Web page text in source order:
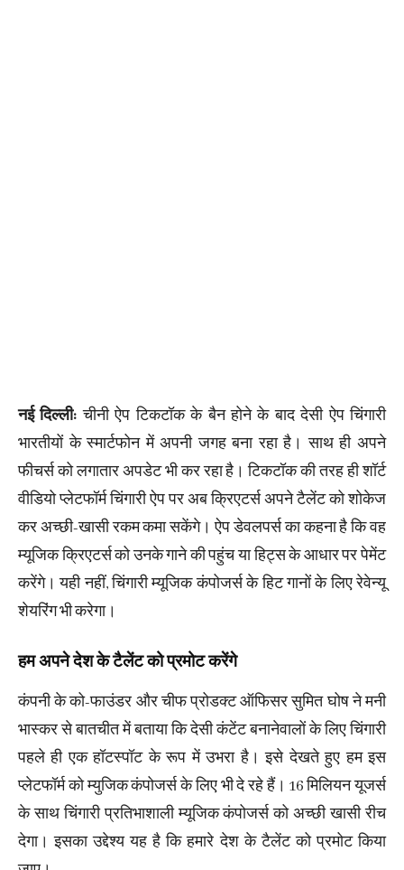
नई दिल्ली: चीनी ऐप टिकटॉक के बैन होने के बाद देसी ऐप चिंगारी
भारतीयों के स्मार्टफोन में अपनी जगह बना रहा है। साथ ही अपने
फीचर्स को लगातार अपडेट भी कर रहा है। टिकटॉक की तरह ही शॉर्ट
वीडियो प्लेटफॉर्म चिंगारी ऐप पर अब क्रिएटर्स अपने टैलेंट को शोकेज
कर अच्छी-खासी रकम कमा सकेंगे। ऐप डेवलपर्स का कहना है कि वह
म्यूजिक क्रिएटर्स को उनके गाने की पहुंच या हिट्स के आधार पर पेमेंट
करेंगे। यही नहीं, चिंगारी म्यूजिक कंपोजर्स के हिट गानों के लिए रेवेन्यू
शेयरिंग भी करेगा।
हम अपने देश के टैलेंट को प्रमोट करेंगे
कंपनी के को-फाउंडर और चीफ प्रोडक्ट ऑफिसर सुमित घोष ने मनी
भास्कर से बातचीत में बताया कि देसी कंटेंट बनानेवालों के लिए चिंगारी
पहले ही एक हॉटस्पॉट के रूप में उभरा है। इसे देखते हुए हम इस
प्लेटफॉर्म को म्युजिक कंपोजर्स के लिए भी दे रहे हैं। 16 मिलियन यूजर्स
के साथ चिंगारी प्रतिभाशाली म्यूजिक कंपोजर्स को अच्छी खासी रीच
देगा। इसका उद्देश्य यह है कि हमारे देश के टैलेंट को प्रमोट किया